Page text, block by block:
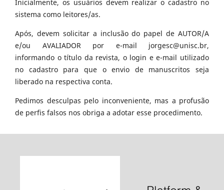
Inicialmente, os usuários devem realizar o cadastro no
sistema como leitores/as.
Após, devem solicitar a inclusão do papel de AUTOR/A
e/ou AVALIADOR por e-mail jorgesc@unisc.br,
informando o título da revista, o login e e-mail utilizado
no cadastro para que o envio de manuscritos seja
liberado na respectiva conta.
Pedimos desculpas pelo inconveniente, mas a profusão
de perfis falsos nos obriga a adotar esse procedimento.